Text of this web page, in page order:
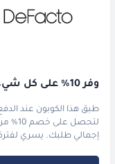
وفر 10% على كل شيء!
طبق هذا الكوبون عند الدفع
لتحصل على خصم 10% من
إجمالي طلبك. يسري لفترة